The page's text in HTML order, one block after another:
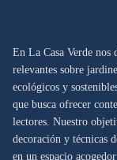
En La Casa Verde
relevantes sobre
ecológicos y
que busca ofrecer
lectores. Nuestro
decoración y técnicas
en un espacio